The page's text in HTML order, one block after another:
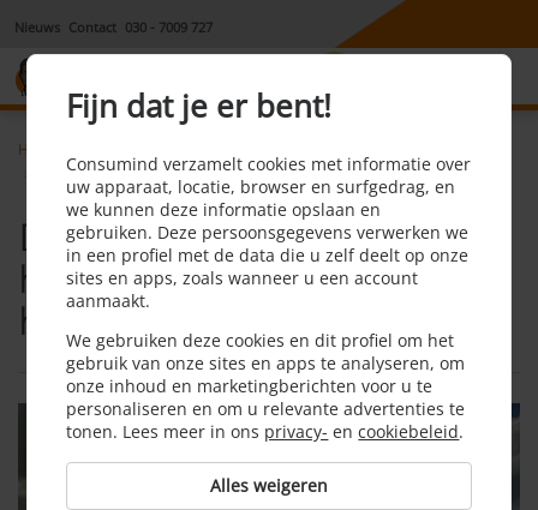
Nieuws Contact 030 - 7009 727
Home
DNB verwacht minder harde stijging van de huizenprijzen in 2023
DNB verwacht minder
harde stijging van de
huizenprijzen in 2023
Fijn dat je er bent!
Consumind verzamelt cookies met informatie over
uw apparaat, locatie, browser en surfgedrag, en
we kunnen deze informatie opslaan en
gebruiken. Deze persoonsgegevens verwerken we
in een profiel met de data die u zelf deelt op onze
sites en apps, zoals wanneer u een account
aanmaakt.
We gebruiken deze cookies en dit profiel om het
gebruik van onze sites en apps te analyseren, om
onze inhoud en marketingberichten voor u te
personaliseren en om u relevante advertenties te
tonen. Lees meer in ons privacy- encookiebeleid.
Alles weigeren